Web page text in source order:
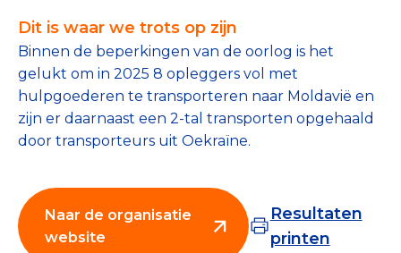
State of the Sector
Het Nederlandse Donateurspanel
Contact & Signalen
Check keurmerk goede doelen
Dit is waar we trots op zijn
Binnen de beperkingen van de oorlog is het
gelukt om in 2025 8 opleggers vol met
hulpgoederen te transporteren naar Moldavië en
zijn er daarnaast een 2-tal transporten opgehaald
door transporteurs uit Oekraïne.
Naar de organisatie
website
Resultaten
printen